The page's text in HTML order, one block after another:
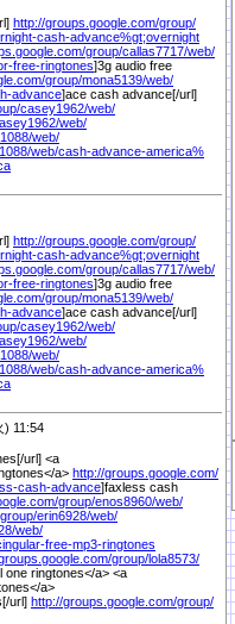
http://groups.google.com/group/
cash-advance%gt;overnight
group/callas7717/web/
free-ringtones]3g audio free
group/mona5139/web/
advance]ace cash advance[/url]
casey1962/web/
web/
web/
web/cash-advance-america%
http://groups.google.com/group/
cash-advance%gt;overnight
group/callas7717/web/
free-ringtones]3g audio free
group/mona5139/web/
advance]ace cash advance[/url]
casey1962/web/
web/
web/
web/cash-advance-america%
11:54
url] <a
a> http://groups.google.com/
cash-advance]faxless cash
group/enos8960/web/
group/erin6928/web/
web/
free-mp3-ringtones
group/lola8573/
one ringtones</a> <a
a>
url] http://groups.google.com/group/